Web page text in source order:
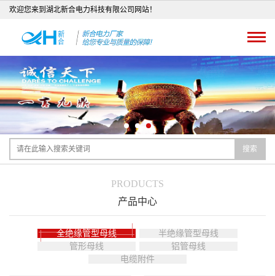
欢迎您来到湖北新合电力科技有限公司网站！
搜索
PRODUCTS
产品中心
全绝缘管型母线
半绝缘管型母线
管形母线
铝管母线
电缆附件